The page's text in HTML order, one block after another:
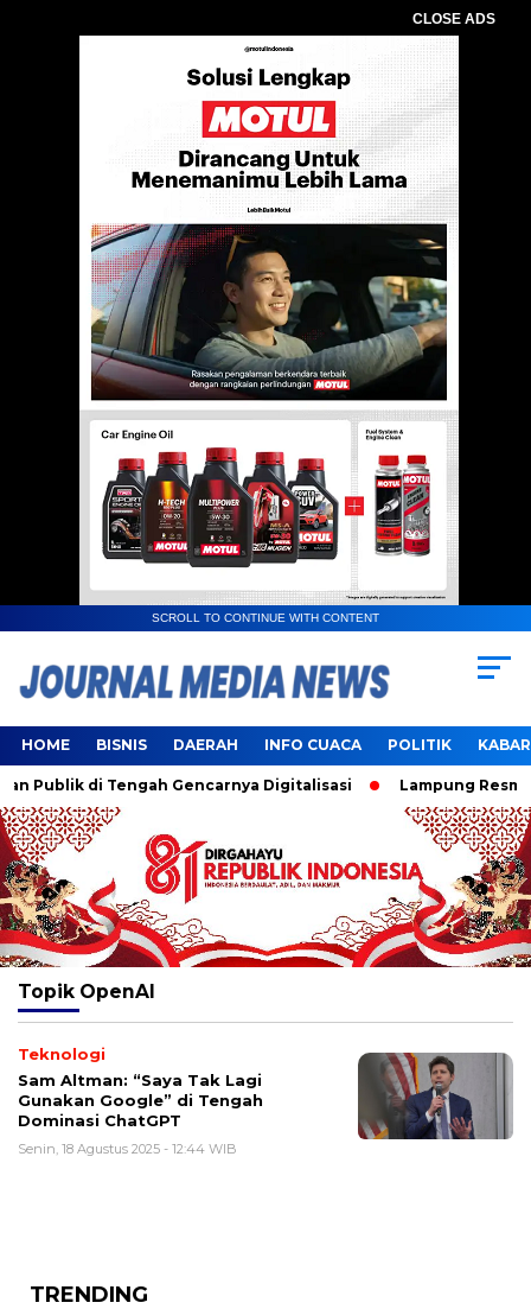
CLOSE ADS
SCROLL TO CONTINUE WITH CONTENT
HOME BISNIS DAERAH INFO CUACA POLITIK
Publik di Tengah Gencarnya Digitalisasi Lampung Resmi
Topik OpenAI
Teknologi
Sam Altman: “Saya Tak Lagi
Gunakan Google” di Tengah
Dominasi ChatGPT
Senin, 18 Agustus 2025 - 12:44 WIB
TRENDING